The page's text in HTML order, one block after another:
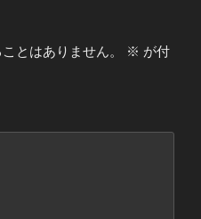
とはありません。 ※ が付